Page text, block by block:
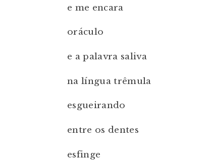
e me encara
oráculo
e a palavra saliva
na língua trêmula
esgueirando
entre os dentes
esfinge